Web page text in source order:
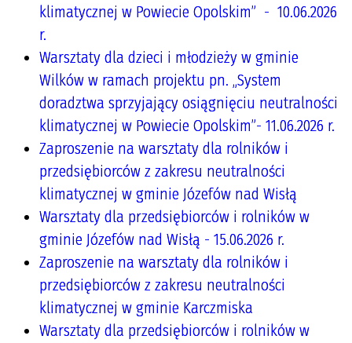
klimatycznej w Powiecie Opolskim” - 10.06.2026
r.
Warsztaty dla dzieci i młodzieży w gminie
Wilków w ramach projektu pn. „System
doradztwa sprzyjający osiągnięciu neutralności
klimatycznej w Powiecie Opolskim”- 11.06.2026 r.
Zaproszenie na warsztaty dla rolników i
przedsiębiorców z zakresu neutralności
klimatycznej w gminie Józefów nad Wisłą
Warsztaty dla przedsiębiorców i rolników w
gminie Józefów nad Wisłą - 15.06.2026 r.
Zaproszenie na warsztaty dla rolników i
przedsiębiorców z zakresu neutralności
klimatycznej w gminie Karczmiska
Warsztaty dla przedsiębiorców i rolników w